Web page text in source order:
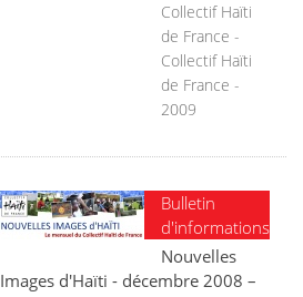
Collectif Haïti
de France -
Collectif Haïti
de France -
2009
Bulletin
d'informations
Nouvelles
Images d'Haïti - décembre 2008 –